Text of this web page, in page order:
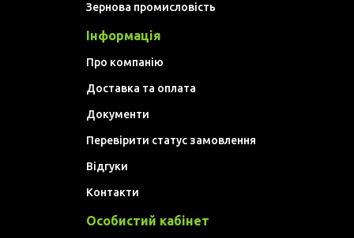
Зернова промисловість
Інформація
Про компанію
Доставка та оплата
Документи
Перевірити статус замовлення
Відгуки
Контакти
Особистий кабінет